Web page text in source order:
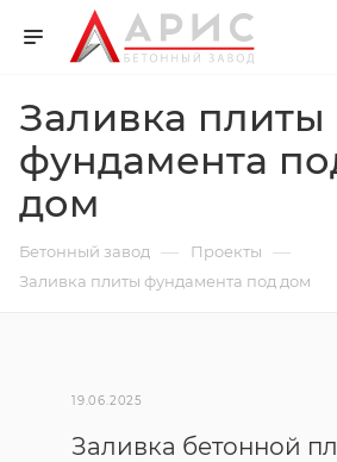
Заливка плиты
фундамента
дом
Бетонный завод — Проекты —
Заливка плиты фундамента под дом
19.06.2025
Заливка бетонной